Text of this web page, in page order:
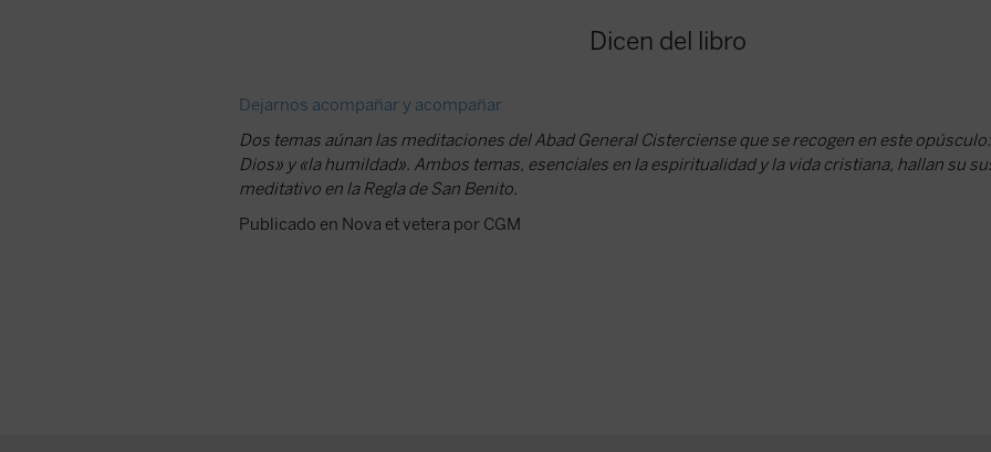
Dicen del libro
Dejarnos acompañar y acompañar
Dos temas aúnan las meditaciones del Abad General Cisterciense que se recogen en este
Dios» y «la humildad». Ambos temas, esenciales en la espiritualidad y la vida cristiana, hallan su
meditativo en la Regla de San Benito.
Publicado en Nova et vetera por CGM